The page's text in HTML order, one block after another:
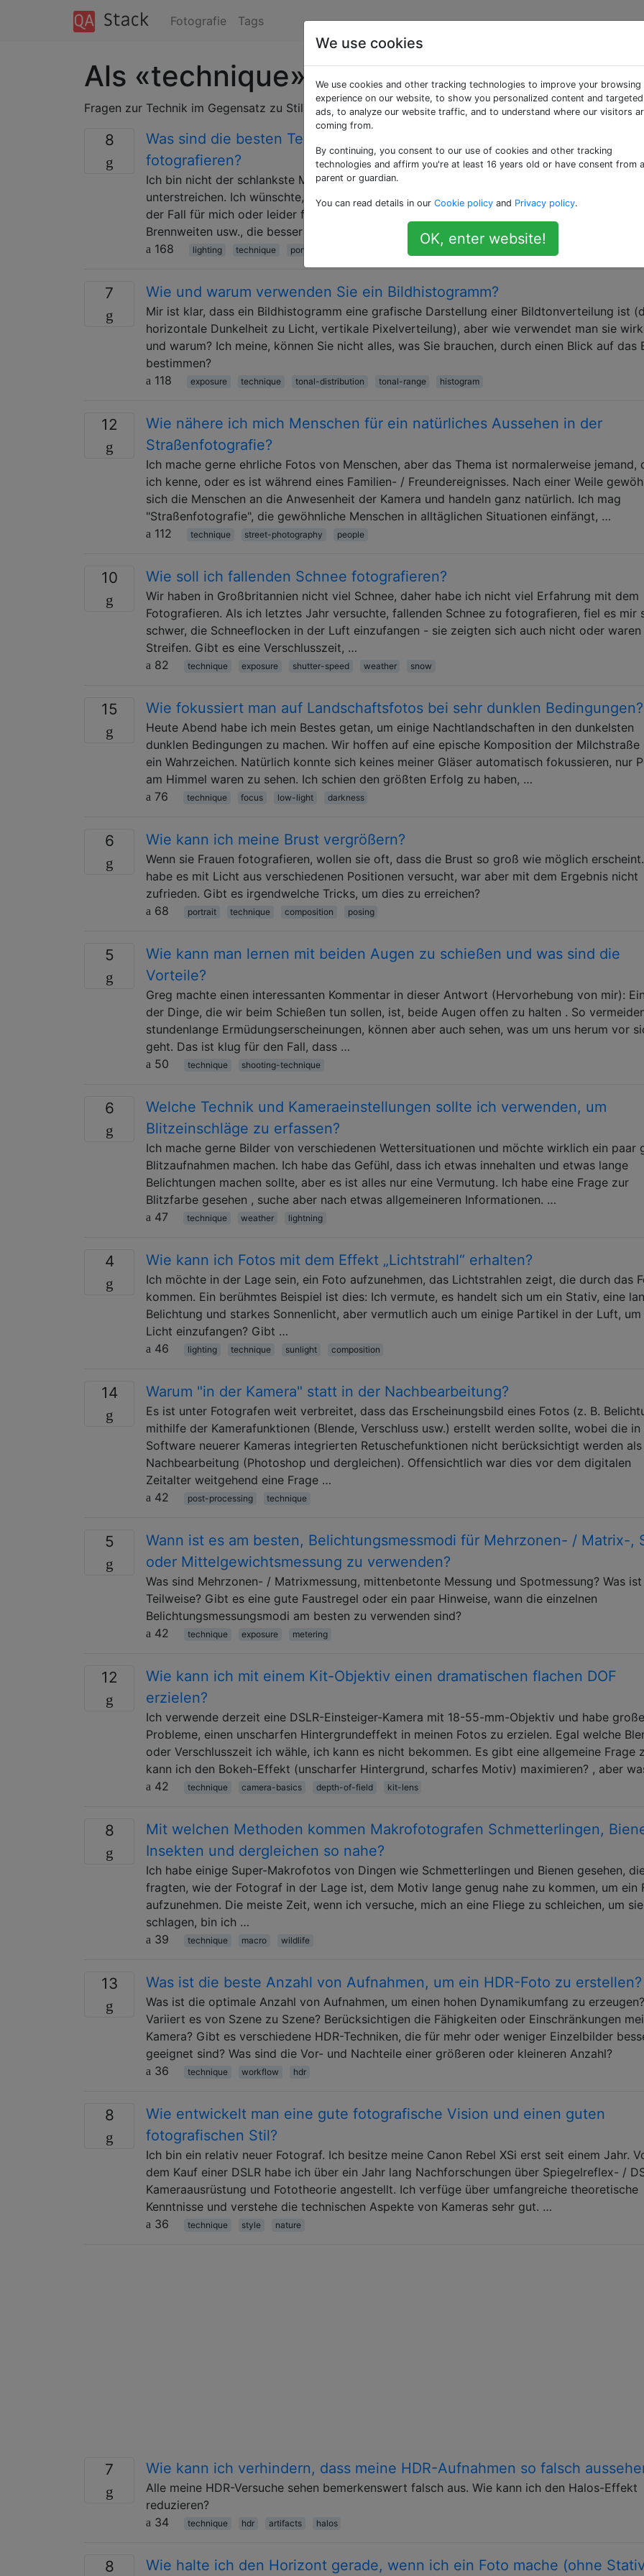
Fotografie Tags
Als «technique» getaggte Fragen
Fragen zur Technik im Gegensatz zu Stil, Hardware oder Software.
8
Was sind die besten Techniken, um übergewichtige Menschen zu
fotografieren?
Ich bin nicht der schlankste Mensch auf dem Planeten, und viele Bilder scheinen dies
unterstreichen. Ich wünschte, ich wäre einfach in besserer Verfassung, aber das ist einfach
der Fall für mich oder leider für viele Menschen. Gibt es Posen, Beleuchtungstechniken,
Brennweiten usw., die besser funktionieren, um einige …
168
lighting technique portrait
7 Wie und warum verwenden Sie ein Bildhistogramm?
Mir ist klar, dass ein Bildhistogramm eine grafische Darstellung einer Bildtonverteilung ist
horizontale Dunkelheit zu Licht, vertikale Pixelverteilung), aber wie verwendet man sie
und warum? Ich meine, können Sie nicht alles, was Sie brauchen, durch einen Blick auf das
bestimmen?
118
exposure technique tonal-distribution tonal-range histogram
12
Wie nähere ich mich Menschen für ein natürliches Aussehen in der
Straßenfotografie?
Ich mache gerne ehrliche Fotos von Menschen, aber das Thema ist normalerweise jemand,
ich kenne, oder es ist während eines Familien- / Freundereignisses. Nach einer Weile
sich die Menschen an die Anwesenheit der Kamera und handeln ganz natürlich. Ich mag
"Straßenfotografie", die gewöhnliche Menschen in alltäglichen Situationen einfängt, …
112
technique street-photography people
10 Wie soll ich fallenden Schnee fotografieren?
Wir haben in Großbritannien nicht viel Schnee, daher habe ich nicht viel Erfahrung mit dem
Fotografieren. Als ich letztes Jahr versuchte, fallenden Schnee zu fotografieren, fiel es mir
schwer, die Schneeflocken in der Luft einzufangen - sie zeigten sich auch nicht oder waren
Streifen. Gibt es eine Verschlusszeit, …
82
technique exposure shutter-speed weather snow
15 Wie fokussiert man auf Landschaftsfotos bei sehr dunklen Bedingungen?
Heute Abend habe ich mein Bestes getan, um einige Nachtlandschaften in den dunkelsten
dunklen Bedingungen zu machen. Wir hoffen auf eine epische Komposition der Milchstraße
ein Wahrzeichen. Natürlich konnte sich keines meiner Gläser automatisch fokussieren, nur
am Himmel waren zu sehen. Ich schien den größten Erfolg zu haben, …
76
technique focus low-light darkness
6 Wie kann ich meine Brust vergrößern?
Wenn sie Frauen fotografieren, wollen sie oft, dass die Brust so groß wie möglich
habe es mit Licht aus verschiedenen Positionen versucht, war aber mit dem Ergebnis nicht
zufrieden. Gibt es irgendwelche Tricks, um dies zu erreichen?
68
portrait technique composition posing
5
Wie kann man lernen mit beiden Augen zu schießen und was sind die
Vorteile?
Greg machte einen interessanten Kommentar in dieser Antwort (Hervorhebung von mir):
der Dinge, die wir beim Schießen tun sollen, ist, beide Augen offen zu halten . So
stundenlange Ermüdungserscheinungen, können aber auch sehen, was um uns herum vor
geht. Das ist klug für den Fall, dass …
50
technique shooting-technique
6
Welche Technik und Kameraeinstellungen sollte ich verwenden, um
Blitzeinschläge zu erfassen?
Ich mache gerne Bilder von verschiedenen Wettersituationen und möchte wirklich ein paar
Blitzaufnahmen machen. Ich habe das Gefühl, dass ich etwas innehalten und etwas lange
Belichtungen machen sollte, aber es ist alles nur eine Vermutung. Ich habe eine Frage zur
Blitzfarbe gesehen , suche aber nach etwas allgemeineren Informationen. …
47
technique weather lightning
4 Wie kann ich Fotos mit dem Effekt „Lichtstrahl“ erhalten?
Ich möchte in der Lage sein, ein Foto aufzunehmen, das Lichtstrahlen zeigt, die durch das
kommen. Ein berühmtes Beispiel ist dies: Ich vermute, es handelt sich um ein Stativ, eine
Belichtung und starkes Sonnenlicht, aber vermutlich auch um einige Partikel in der Luft, um
Licht einzufangen? Gibt …
46
lighting technique sunlight composition
14 Warum "in der Kamera" statt in der Nachbearbeitung?
Es ist unter Fotografen weit verbreitet, dass das Erscheinungsbild eines Fotos (z. B.
mithilfe der Kamerafunktionen (Blende, Verschluss usw.) erstellt werden sollte, wobei die in
Software neuerer Kameras integrierten Retuschefunktionen nicht berücksichtigt werden als
Nachbearbeitung (Photoshop und dergleichen). Offensichtlich war dies vor dem digitalen
Zeitalter weitgehend eine Frage …
42
post-processing technique
5
Wann ist es am besten, Belichtungsmessmodi für Mehrzonen- / Matrix-,
oder Mittelgewichtsmessung zu verwenden?
Was sind Mehrzonen- / Matrixmessung, mittenbetonte Messung und Spotmessung? Was
Teilweise? Gibt es eine gute Faustregel oder ein paar Hinweise, wann die einzelnen
Belichtungsmessungsmodi am besten zu verwenden sind?
42
technique exposure metering
12
Wie kann ich mit einem Kit-Objektiv einen dramatischen flachen DOF
erzielen?
Ich verwende derzeit eine DSLR-Einsteiger-Kamera mit 18-55-mm-Objektiv und habe große
Probleme, einen unscharfen Hintergrundeffekt in meinen Fotos zu erzielen. Egal welche
oder Verschlusszeit ich wähle, ich kann es nicht bekommen. Es gibt eine allgemeine Frage
kann ich den Bokeh-Effekt (unscharfer Hintergrund, scharfes Motiv) maximieren? , aber
42
technique camera-basics depth-of-field kit-lens
8
Mit welchen Methoden kommen Makrofotografen Schmetterlingen,
Insekten und dergleichen so nahe?
Ich habe einige Super-Makrofotos von Dingen wie Schmetterlingen und Bienen gesehen,
fragten, wie der Fotograf in der Lage ist, dem Motiv lange genug nahe zu kommen, um ein
aufzunehmen. Die meiste Zeit, wenn ich versuche, mich an eine Fliege zu schleichen, um
schlagen, bin ich …
39
technique macro wildlife
13 Was ist die beste Anzahl von Aufnahmen, um ein HDR-Foto zu erstellen?
Was ist die optimale Anzahl von Aufnahmen, um einen hohen Dynamikumfang zu erzeugen?
Variiert es von Szene zu Szene? Berücksichtigen die Fähigkeiten oder Einschränkungen
Kamera? Gibt es verschiedene HDR-Techniken, die für mehr oder weniger Einzelbilder
geeignet sind? Was sind die Vor- und Nachteile einer größeren oder kleineren Anzahl?
36
technique workflow hdr
8
Wie entwickelt man eine gute fotografische Vision und einen guten
fotografischen Stil?
Ich bin ein relativ neuer Fotograf. Ich besitze meine Canon Rebel XSi erst seit einem Jahr.
dem Kauf einer DSLR habe ich über ein Jahr lang Nachforschungen über Spiegelreflex- /
Kameraausrüstung und Fototheorie angestellt. Ich verfüge über umfangreiche theoretische
Kenntnisse und verstehe die technischen Aspekte von Kameras sehr gut. …
36
technique style nature
7 Wie kann ich verhindern, dass meine HDR-Aufnahmen so falsch
Alle meine HDR-Versuche sehen bemerkenswert falsch aus. Wie kann ich den Halos-Effekt
reduzieren?
34
technique hdr artifacts halos
8 Wie halte ich den Horizont gerade, wenn ich ein Foto mache (ohne
We use cookies
We use cookies and other tracking technologies to improve your browsing
experience on our website, to show you personalized content and targeted
ads, to analyze our website traffic, and to understand where our visitors
coming from.
By continuing, you consent to our use of cookies and other tracking
technologies and affirm you're at least 16 years old or have consent from a
parent or guardian.
You can read details in our Cookie policy and Privacy policy.
OK, enter website!